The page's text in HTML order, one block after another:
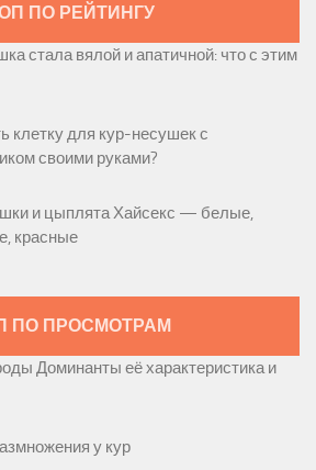
ПО РЕЙТИНГУ
стала вялой и апатичной: что с этим
клетку для кур-несушек с
своими руками?
и цыплята Хайсекс — белые,
красные
ПО ПРОСМОТРАМ
Доминанты её характеристика и
у кур